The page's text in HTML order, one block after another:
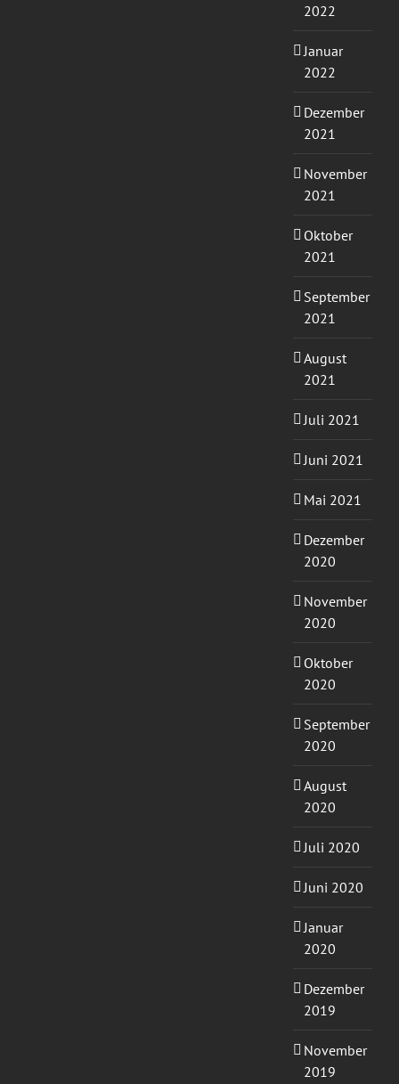
2022
Januar
2022
Dezember
2021
November
2021
Oktober
2021
September
2021
August
2021
Juli 2021
Juni 2021
Mai 2021
Dezember
2020
November
2020
Oktober
2020
September
2020
August
2020
Juli 2020
Juni 2020
Januar
2020
Dezember
2019
November
2019